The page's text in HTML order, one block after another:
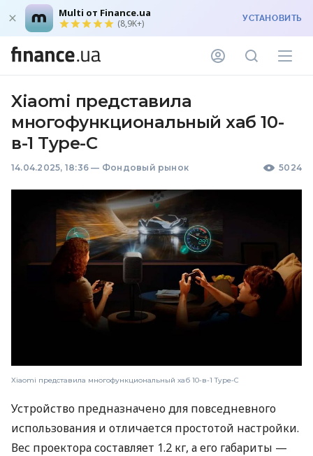
Multi от Finance.ua
(8,9K+) УСТАНОВИТЬ
Xiaomi представила
многофункциональный хаб 10-
в-1 Type-C
14.04.2025, 18:36 — Фондовый рынок 5024
Xiaomi представила многофункциональный хаб 10-в-1 Type-C
Устройство предназначено для повседневного
использования и отличается простотой настройки.
Вес проектора составляет 1.2 кг, а его габариты —